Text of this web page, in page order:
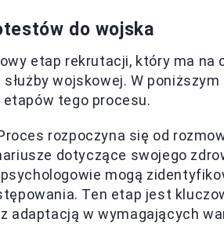
do wojska
etap rekrutacji, który ma na
wojskowej. W
tego procesu.
rozpoczyna się od
dotyczące swojego
mogą
Ten etap jest
adaptacją w wymagających